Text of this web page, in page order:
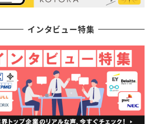
インタビュー特集